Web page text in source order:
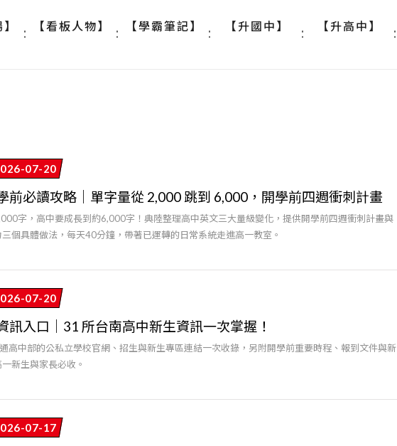
【看板人物】 【學霸筆記】 【升國中】 【升高中】
07-20
前必讀攻略｜單字量從 2,000 跳到 6,000，開學前四週衝刺計畫
字，高中要成長到約6,000字！典陸整理高中英文三大量級變化，提供開學前四週衝刺計畫與
個具體做法，每天40分鐘，帶著已運轉的日常系統走進高一教室。
07-20
訊入口｜31 所台南高中新生資訊一次掌握！
高中部的公私立學校官網、招生與新生專區連結一次收錄，另附開學前重要時程、報到文件與新
新生與家長必收。
07-17